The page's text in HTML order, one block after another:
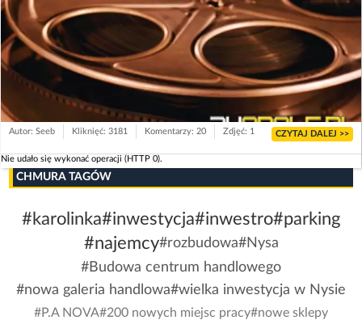
Autor: Seeb Kliknięć: 3181 Komentarzy: 20 Zdjęć: 1 CZYTAJ DALEJ >>
Nie udało się wykonać operacji (HTTP 0).
CHMURA TAGÓW
#karolinka#inwestycja#inwestro#parking
#najemcy#rozbudowa#Nysa
#Budowa centrum handlowego
#nowa galeria handlowa#wielka inwestycja w Nysie
#P.A NOVA#200 nowych miejsc pracy#nowe sklepy